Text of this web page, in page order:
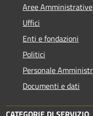
Aree Amministrative
Uffici
Enti e fondazioni
Politici
Personale
Documenti e dati